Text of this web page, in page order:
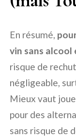
En résumé,
vin sans alcool
risque de
négligeable,
Mieux vaut
pour des
sans risque de